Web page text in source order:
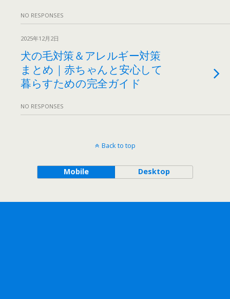
NO RESPONSES
2025年12月2日
犬の毛対策＆アレルギー対策
まとめ｜赤ちゃんと安心して
暮らすための完全ガイド
NO RESPONSES
Back to top
Mobile Desktop